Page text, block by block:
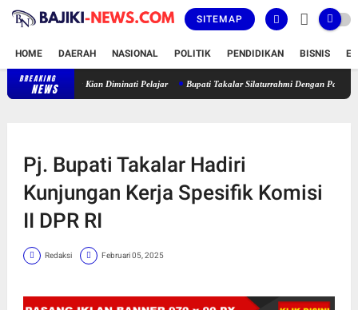
SITEMAP
HOME DAERAH NASIONAL POLITIK PENDIDIKAN BISNIS
BREAKING
NEWS Latihan Karate Lemkari di SMK Negeri 4 Galesong Utara Kian Diminati
Pj. Bupati Takalar Hadiri
Kunjungan Kerja Spesifik Komisi
II DPR RI
Redaksi Februari 05, 2025